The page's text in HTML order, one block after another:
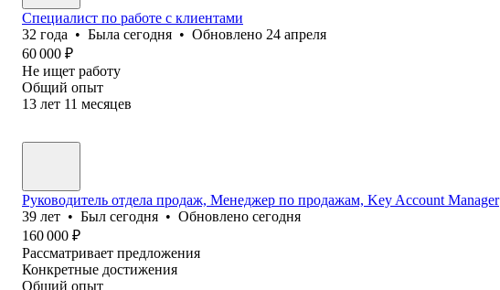
Специалист по работе с клиентами
32 года • Была сегодня • Обновлено 24 апреля
60 000 ₽
Не ищет работу
Общий опыт
13 лет 11 месяцев
Руководитель отдела продаж, Менеджер по продажам, Key Account Manager
39 лет • Был сегодня • Обновлено сегодня
160 000 ₽
Рассматривает предложения
Конкретные достижения
Общий опыт